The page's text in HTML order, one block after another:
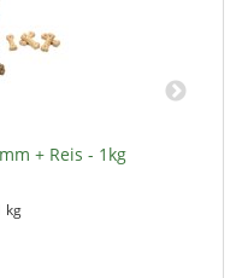
+ Reis - 1kg
kg